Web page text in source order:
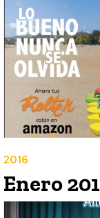
2016
Enero